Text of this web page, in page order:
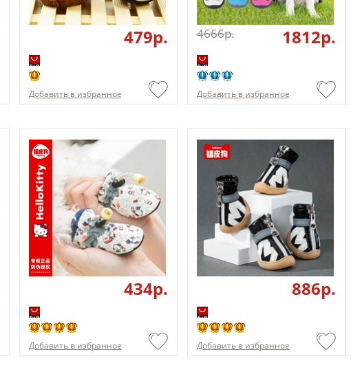
479p.
Добавить в избранное
4666p. 1812p.
Добавить в избранное
434p.
Добавить в избранное
886p.
Добавить в избранное